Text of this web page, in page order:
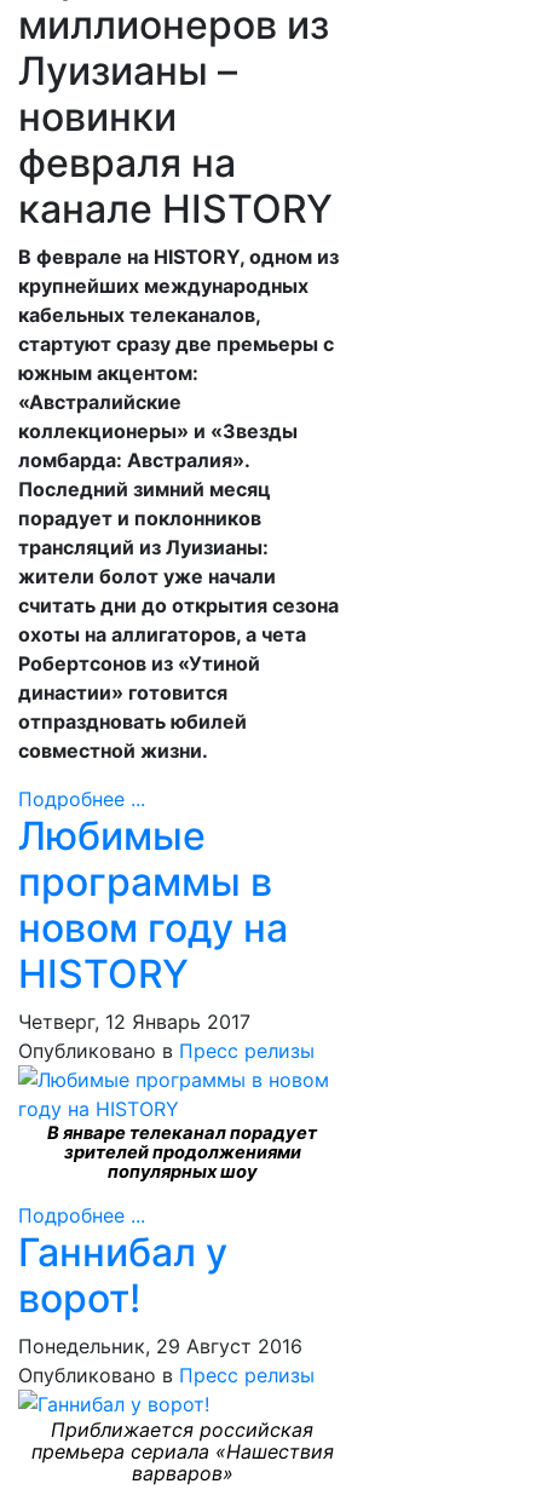
миллионеров из
Луизианы –
новинки
февраля на
канале HISTORY
В феврале на HISTORY, одном из
крупнейших международных
кабельных телеканалов,
стартуют сразу две премьеры с
южным акцентом:
«Австралийские
коллекционеры» и «Звезды
ломбарда: Австралия».
Последний зимний месяц
порадует и поклонников
трансляций из Луизианы:
жители болот уже начали
считать дни до открытия сезона
охоты на аллигаторов, а чета
Робертсонов из «Утиной
династии» готовится
отпраздновать юбилей
совместной жизни.
Подробнее ...
Любимые
программы в
новом году на
HISTORY
Четверг, 12 Январь 2017
Опубликовано в Пресс релизы
В январе телеканал порадует
зрителей продолжениями
популярных шоу
Подробнее ...
Ганнибал у
ворот!
Понедельник, 29 Август 2016
Опубликовано в Пресс релизы
Приближается российская
премьера сериала «Нашествия
варваров»